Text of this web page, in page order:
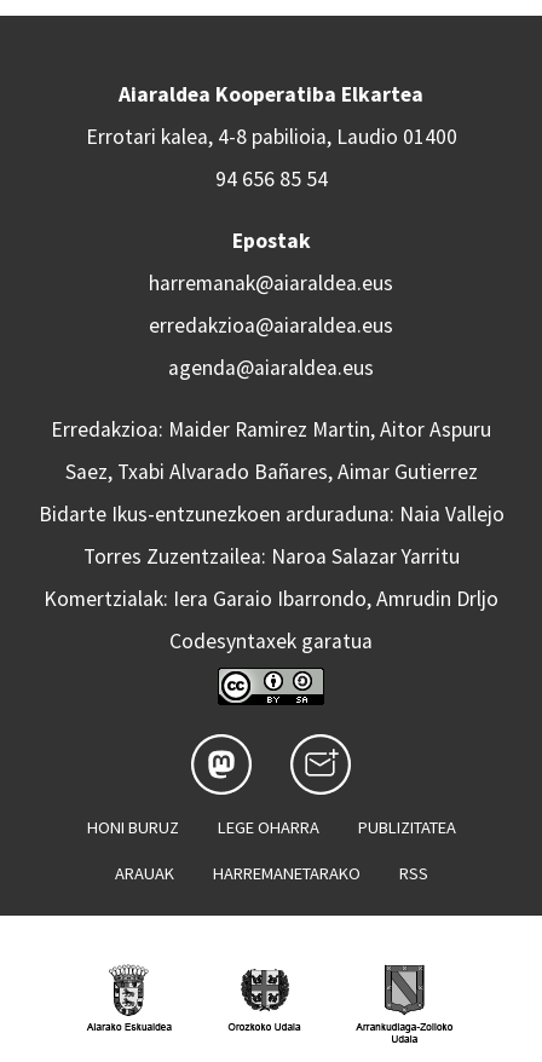
Aiaraldea Kooperatiba Elkartea
Errotari kalea, 4-8 pabilioia, Laudio 01400
94 656 85 54
Epostak
harremanak@aiaraldea.eus
erredakzioa@aiaraldea.eus
agenda@aiaraldea.eus
Erredakzioa: Maider Ramirez Martin, Aitor Aspuru
Saez, Txabi Alvarado Bañares, Aimar Gutierrez
Bidarte Ikus-entzunezkoen arduraduna: Naia Vallejo
Torres Zuzentzailea: Naroa Salazar Yarritu
Komertzialak: Iera Garaio Ibarrondo, Amrudin Drljo
Codesyntaxek garatua
HONI BURUZ LEGE OHARRA PUBLIZITATEA
ARAUAK HARREMANETARAKO RSS